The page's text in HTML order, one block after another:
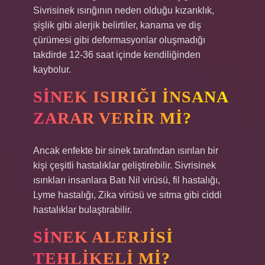
Sivrisinek ısırığının neden olduğu kızarıklık,
şişlik gibi alerjik belirtiler, kanama ve diş
çürümesi gibi deformasyonlar oluşmadığı
takdirde 12-36 saat içinde kendiliğinden
kaybolur.
SINEK ISIRIĞI INSANA
ZARAR VERIR MI?
Ancak enfekte bir sinek tarafından ısırılan bir
kişi çeşitli hastalıklar geliştirebilir. Sivrisinek
ısırıkları insanlara Batı Nil virüsü, fil hastalığı,
Lyme hastalığı, Zika virüsü ve sıtma gibi ciddi
hastalıklar bulaştırabilir.
SINEK ALERJISI
TEHLIKELI MI?